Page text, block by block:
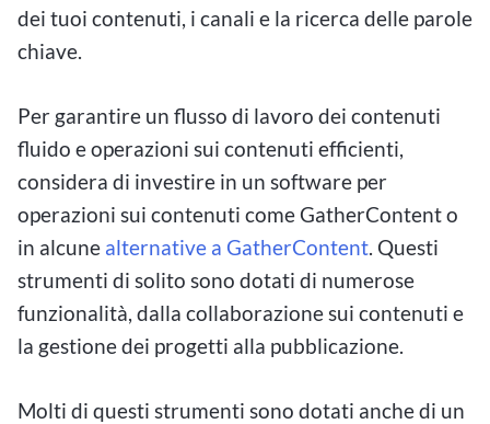
dei tuoi contenuti, i canali e la ricerca delle parole
chiave.
Per garantire un flusso di lavoro dei contenuti
fluido e operazioni sui contenuti efficienti,
considera di investire in un software per
operazioni sui contenuti come GatherContent o
in alcune alternative a GatherContent. Questi
strumenti di solito sono dotati di numerose
funzionalità, dalla collaborazione sui contenuti e
la gestione dei progetti alla pubblicazione.
Molti di questi strumenti sono dotati anche di un